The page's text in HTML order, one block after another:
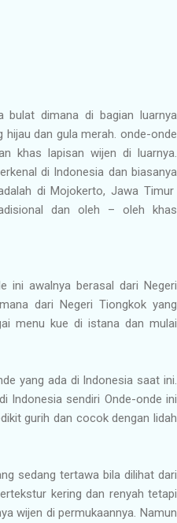
bulat dimana di bagian luarnya
dan gula merah. onde-onde
khas lapisan wijen di luarnya.
di Indonesia dan biasanya
di Mojokerto, Jawa Timur
dan oleh – oleh khas
ini awalnya berasal dari Negeri
dari Negeri Tiongkok yang
menu kue di istana dan mulai
yang ada di Indonesia saat ini.
Indonesia sendiri Onde-onde ini
gurih dan cocok dengan lidah
sedang tertawa bila dilihat dari
kering dan renyah tetapi
wijen di permukaannya. Namun